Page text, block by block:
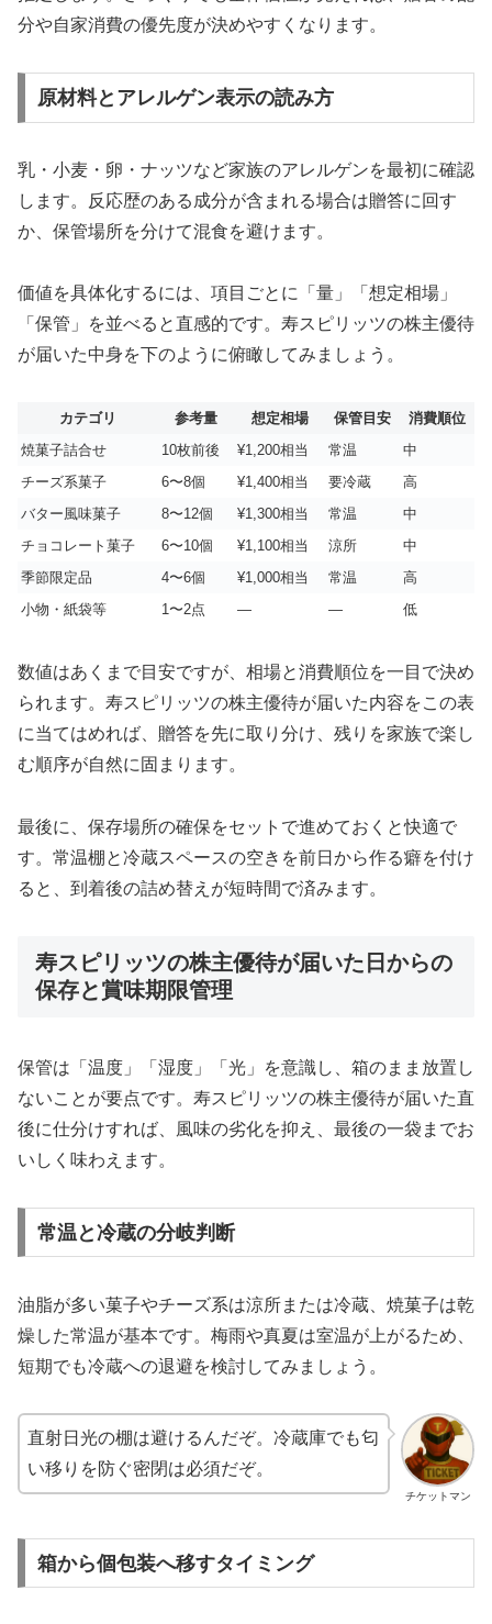
分や自家消費の優先度が決めやすくなります。
原材料とアレルゲン表示の読み方
乳・小麦・卵・ナッツなど家族のアレルゲンを最初に確認
します。反応歴のある成分が含まれる場合は贈答に回す
か、保管場所を分けて混食を避けます。
価値を具体化するには、項目ごとに「量」「想定相場」
「保管」を並べると直感的です。寿スピリッツの株主優待
が届いた中身を下のように俯瞰してみましょう。
カテゴリ 参考量 想定相場 保管目安
消費順位
焼菓子詰合せ
10枚前後 ¥1,200相当 常温
中
チーズ系菓子
6〜8個 ¥1,400相当 要冷蔵
高
バター風味菓子
8〜12個 ¥1,300相当 常温
中
チョコレート菓子
6〜10個 ¥1,100相当 涼所
中
季節限定品
4〜6個 ¥1,000相当 常温
高
小物・紙袋等
1〜2点 — — 低
数値はあくまで目安ですが、相場と消費順位を一目で決め
られます。寿スピリッツの株主優待が届いた内容をこの表
に当てはめれば、贈答を先に取り分け、残りを家族で楽し
む順序が自然に固まります。
最後に、保存場所の確保をセットで進めておくと快適で
す。常温棚と冷蔵スペースの空きを前日から作る癖を付け
ると、到着後の詰め替えが短時間で済みます。
寿スピリッツの株主優待が届いた日からの
保存と賞味期限管理
保管は「温度」「湿度」「光」を意識し、箱のまま放置し
ないことが要点です。寿スピリッツの株主優待が届いた直
後に仕分けすれば、風味の劣化を抑え、最後の一袋までお
いしく味わえます。
常温と冷蔵の分岐判断
油脂が多い菓子やチーズ系は涼所または冷蔵、焼菓子は乾
燥した常温が基本です。梅雨や真夏は室温が上がるため、
短期でも冷蔵への退避を検討してみましょう。
チケットマン
直射日光の棚は避けるんだぞ。冷蔵庫でも匂
い移りを防ぐ密閉は必須だぞ。
箱から個包装へ移すタイミング